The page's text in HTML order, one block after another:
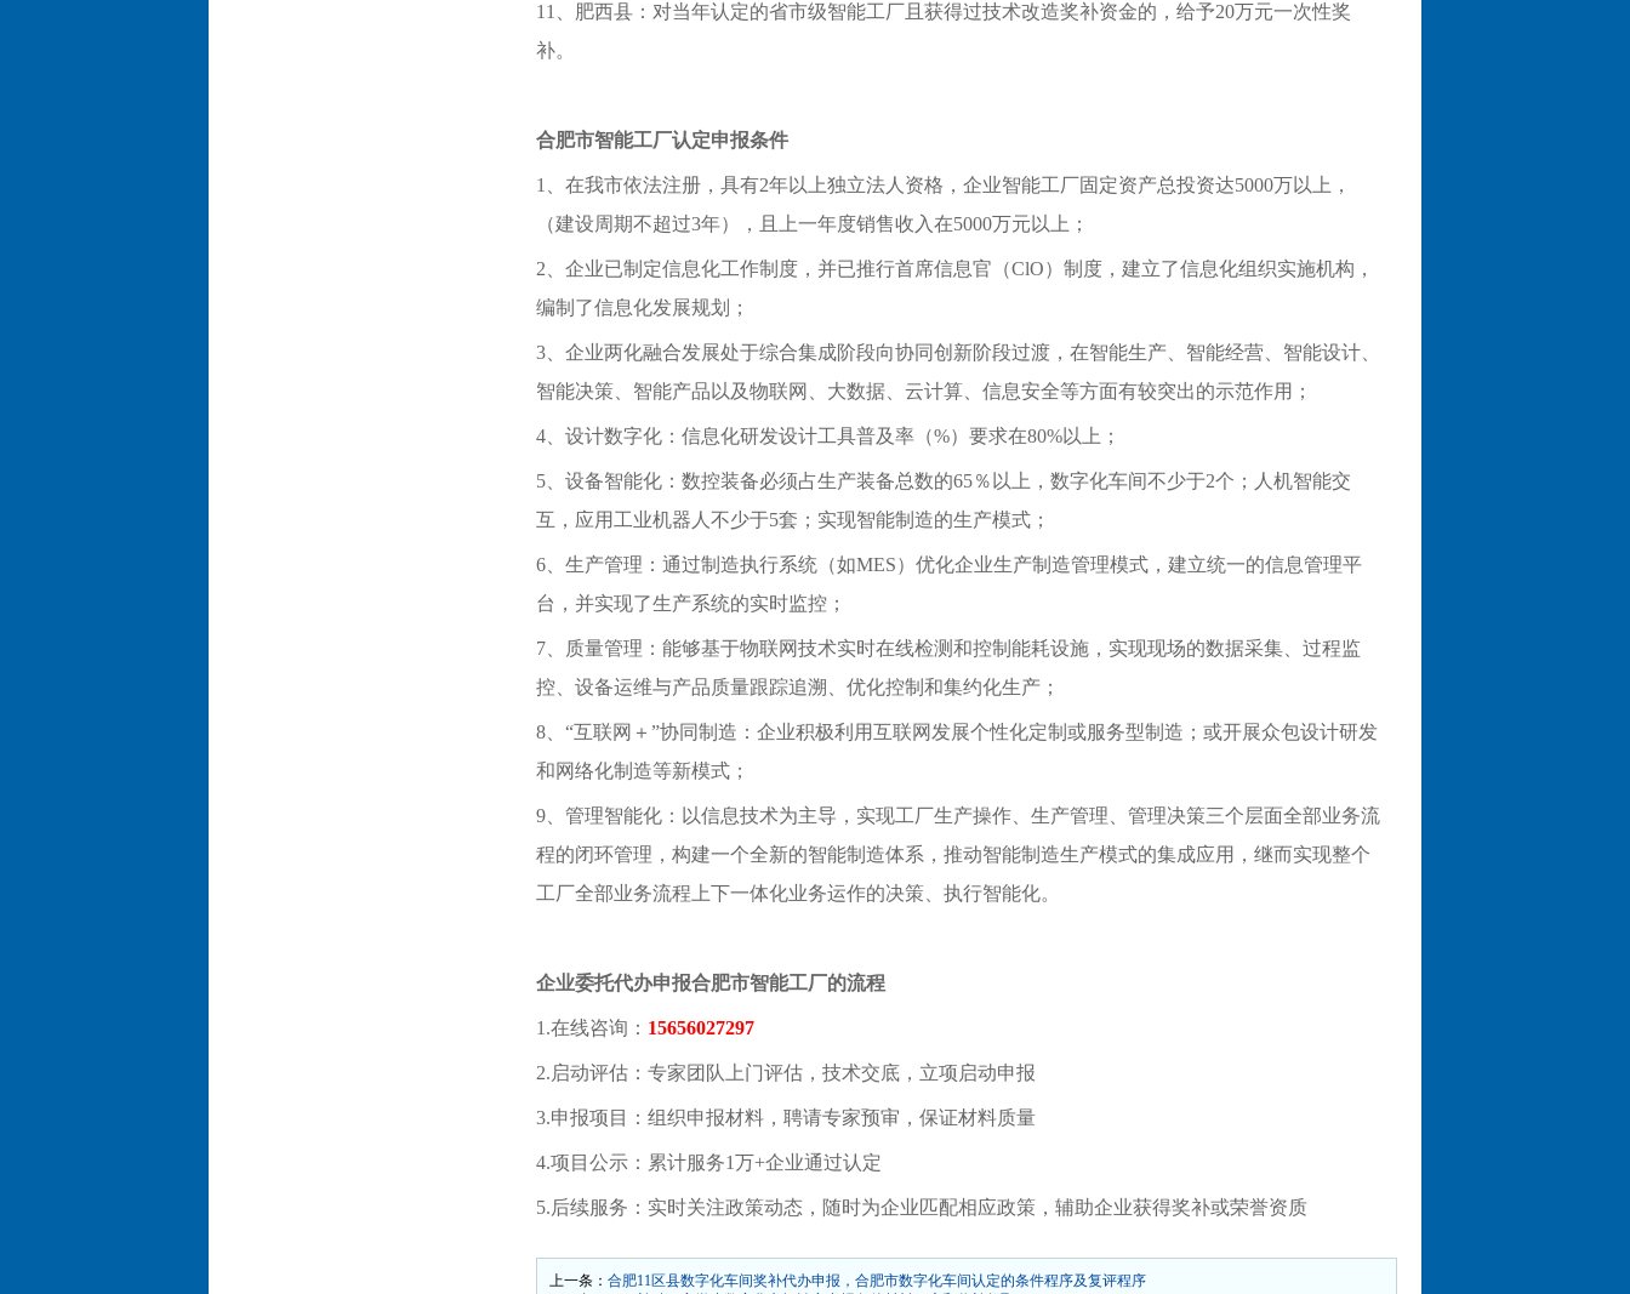
11、肥西县：对当年认定的省市级智能工厂且获得过技术改造奖补资金的，给予20万元一次性奖
补。
合肥市智能工厂认定申报条件
1、在我市依法注册，具有2年以上独立法人资格，企业智能工厂固定资产总投资达5000万以上，
（建设周期不超过3年），且上一年度销售收入在5000万元以上；
2、企业已制定信息化工作制度，并已推行首席信息官（ClO）制度，建立了信息化组织实施机构，
编制了信息化发展规划；
3、企业两化融合发展处于综合集成阶段向协同创新阶段过渡，在智能生产、智能经营、智能设计、
智能决策、智能产品以及物联网、大数据、云计算、信息安全等方面有较突出的示范作用；
4、设计数字化：信息化研发设计工具普及率（%）要求在80%以上；
5、设备智能化：数控装备必须占生产装备总数的65％以上，数字化车间不少于2个；人机智能交
互，应用工业机器人不少于5套；实现智能制造的生产模式；
6、生产管理：通过制造执行系统（如MES）优化企业生产制造管理模式，建立统一的信息管理平
台，并实现了生产系统的实时监控；
7、质量管理：能够基于物联网技术实时在线检测和控制能耗设施，实现现场的数据采集、过程监
控、设备运维与产品质量跟踪追溯、优化控制和集约化生产；
8、“互联网＋”协同制造：企业积极利用互联网发展个性化定制或服务型制造；或开展众包设计研发
和网络化制造等新模式；
9、管理智能化：以信息技术为主导，实现工厂生产操作、生产管理、管理决策三个层面全部业务流
程的闭环管理，构建一个全新的智能制造体系，推动智能制造生产模式的集成应用，继而实现整个
工厂全部业务流程上下一体化业务运作的决策、执行智能化。
企业委托代办申报合肥市智能工厂的流程
1.在线咨询： 15656027297
2.启动评估：专家团队上门评估，技术交底，立项启动申报
3.申报项目：组织申报材料，聘请专家预审，保证材料质量
4.项目公示：累计服务1万+企业通过认定
5.后续服务：实时关注政策动态，随时为企业匹配相应政策，辅助企业获得奖补或荣誉资质
上一条： 合肥11区县数字化车间奖补代办申报，合肥市数字化车间认定的条件程序及复评程序